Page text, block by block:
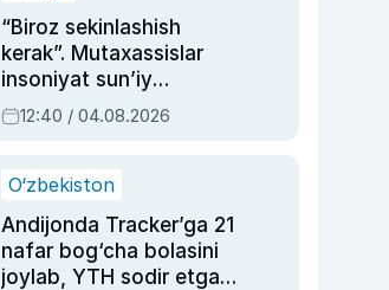
“Biroz sekinlashish
kerak”. Mutaxassislar
insoniyat sun’iy
intellektni boshqara
olmay qolishidan xavotir
12:40 / 04.08.2026
O‘zbekiston
Andijonda Tracker’ga 21
nafar bog‘cha bolasini
joylab, YTH sodir etgan